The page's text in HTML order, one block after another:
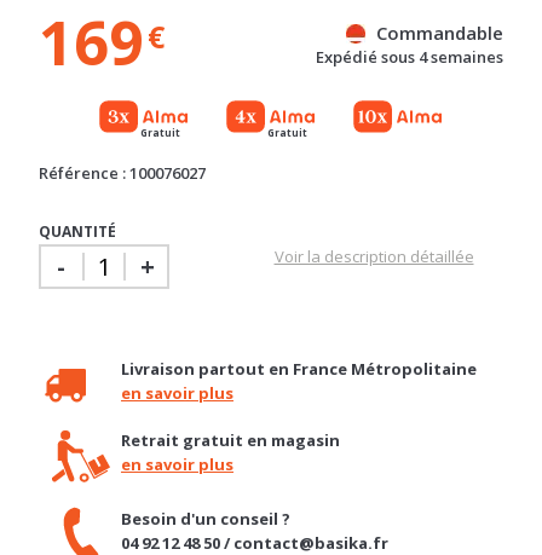
169€ Commandable
Expédié sous 4 semaines
Gratuit Gratuit
Référence : 100076027
QUANTITÉ
- + Voir la description détaillée
Livraison partout en France Métropolitaine
en savoir plus
Retrait gratuit en magasin
en savoir plus
Besoin d'un conseil ?
04 92 12 48 50 / contact@basika.fr